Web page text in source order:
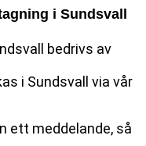
i Sundsvall
bedrivs av
i Sundsvall via vår
ett meddelande, så